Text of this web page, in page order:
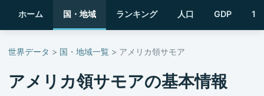
ホーム 国・地域 ランキング 人口 GDP 1
世界データ > 国・地域一覧 > アメリカ領サモア
アメリカ領サモアの基本情報